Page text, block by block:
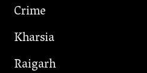
Crime
Kharsia
Raigarh